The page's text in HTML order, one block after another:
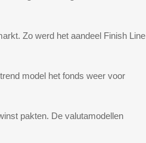
Zo werd het aandeel Finish Line
model het fonds weer voor
pakten. De valutamodellen